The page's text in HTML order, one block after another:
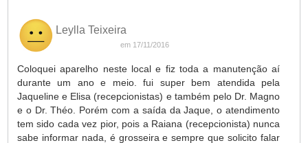
Leylla Teixeira
em 17/11/2016
Coloquei aparelho neste local e fiz toda a manutenção aí
durante um ano e meio. fui super bem atendida pela
Jaqueline e Elisa (recepcionistas) e também pelo Dr. Magno
e o Dr. Théo. Porém com a saída da Jaque, o atendimento
tem sido cada vez pior, pois a Raiana (recepcionista) nunca
sabe informar nada, é grosseira e sempre que solicito falar